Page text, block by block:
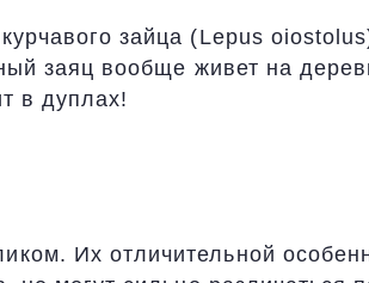
зайца (Lepus
заяц вообще живет на
в дуплах!
Их отличительной